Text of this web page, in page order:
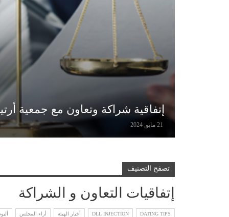
إتفاقية شراكة وتعاون مع جمعية
21 مايو, 2024
تصفح التصنيف
إتفاقيات التعاون و الشراكة
DATING TIPS
DLL INJECTION أخبار الهيئة أراء المجلس